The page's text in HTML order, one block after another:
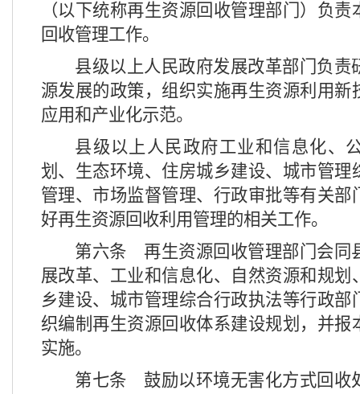
（以下统称再生资源回收管理部门）负
回收管理工作。
县级以上人民政府发展改革部门负责
源发展的政策，组织实施再生资源利用新
应用和产业化示范。
县级以上人民政府工业和信息化、
划、生态环境、住房城乡建设、城市管理
管理、市场监督管理、行政审批等有关部
好再生资源回收利用管理的相关工作。
第六条 再生资源回收管理部门会同
展改革、工业和信息化、自然资源和规划
乡建设、城市管理综合行政执法等行政部
织编制再生资源回收体系建设规划，并报
实施。
第七条 鼓励以环境无害化方式回收